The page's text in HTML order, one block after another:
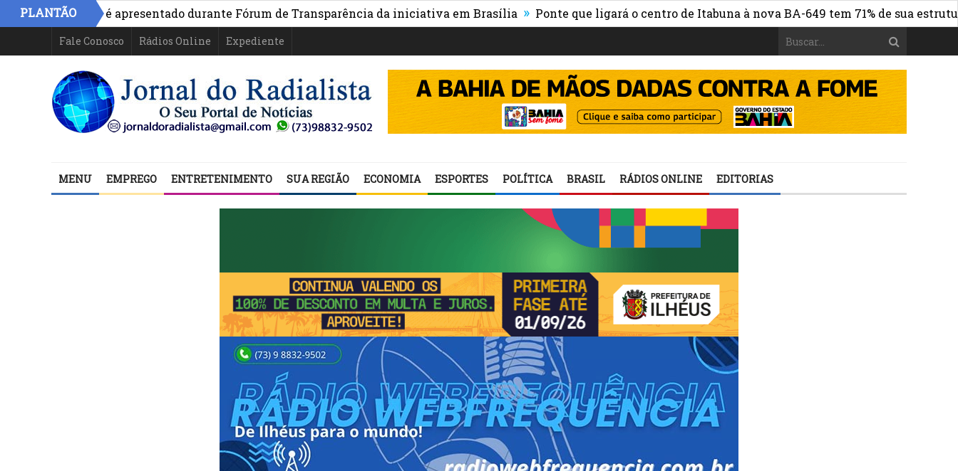
PLANTÃO
na Bahia é apresentado durante Fórum de Transparência da iniciativa em Brasília » Ponte que ligará o centro de Itabuna à nova BA-649 tem 71% de sua estrutura de
Fale Conosco Rádios Online Expediente
MENU EMPREGO ENTRETENIMENTO SUA REGIÃO ECONOMIA ESPORTES POLÍTICA BRASIL RÁDIOS ONLINE EDITORIAS